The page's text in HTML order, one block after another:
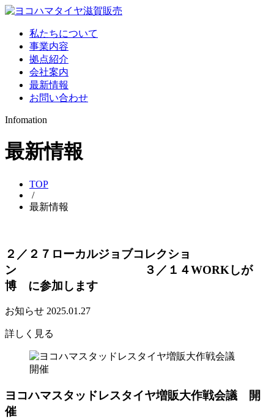
私たちについて
事業内容
拠点紹介
会社案内
最新情報
お問い合わせ
Infomation
最新情報
TOP
/
最新情報
２／２７ローカルジョブコレクショ
ン ３／１４WORKしが
博 に参加します
お知らせ 2025.01.27
詳しく見る
ヨコハマスタッドレスタイヤ増販大作戦会議 開
催